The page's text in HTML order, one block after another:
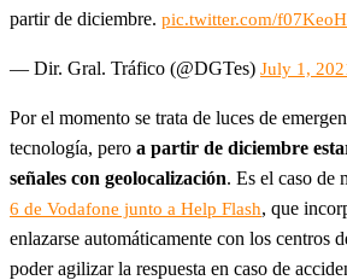
partir de diciembre. pic.twitter.com/
— Dir. Gral. Tráfico (@DGTes) July 1,
Por el momento se trata de luces de
tecnología, pero a partir de diciembre
señales con geolocalización. Es el caso de
6 de Vodafone junto a Help Flash, que
enlazarse automáticamente con los centros
poder agilizar la respuesta en caso de